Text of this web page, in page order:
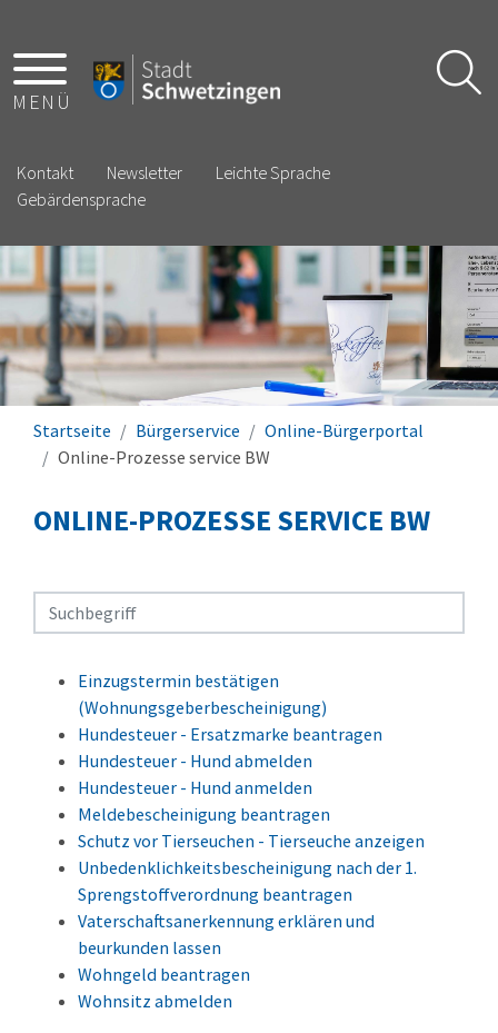
MENÜ
Kontakt Newsletter
Leichte Sprache
Gebärdensprache
Startseite Bürgerservice
Online-Bürgerportal
Online-Prozesse service BW
ONLINE-PROZESSE SERVICE BW
Einzugstermin bestätigen
(Wohnungsgeberbescheinigung)
Hundesteuer - Ersatzmarke beantragen
Hundesteuer - Hund abmelden
Hundesteuer - Hund anmelden
Meldebescheinigung beantragen
Schutz vor Tierseuchen - Tierseuche anzeigen
Unbedenklichkeitsbescheinigung nach der 1.
Sprengstoffverordnung beantragen
Vaterschaftsanerkennung erklären und
beurkunden lassen
Wohngeld beantragen
Wohnsitz abmelden